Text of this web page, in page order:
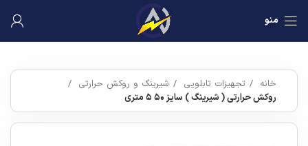
منو
خانه تجهیزات تابلویی
شیرینگ و روکش حرارتی
روکش حرارتی ( شیرینگ ) سایز ۵۰ ۵ متری